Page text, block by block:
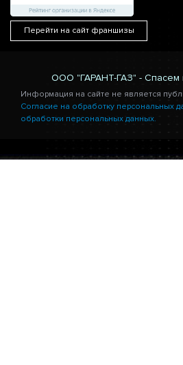
Перейти на сайт франшизы
ООО "ГАРАНТ-ГАЗ" - Спасем
Информация на сайте не является
Согласие на обработку персональных
обработки персональных данных.